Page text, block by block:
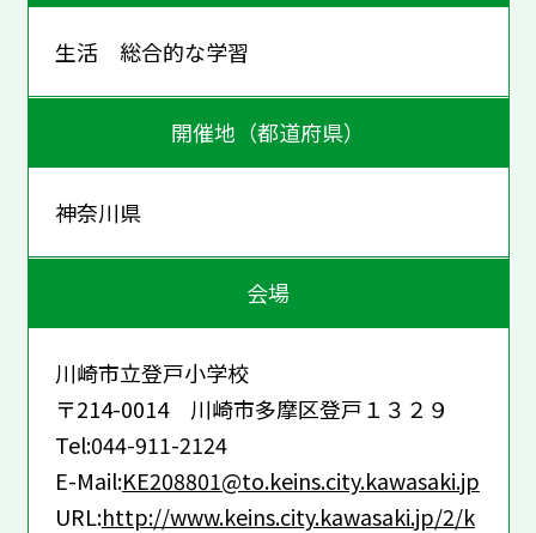
生活 総合的な学習
開催地（都道府県）
神奈川県
会場
川崎市立登戸小学校
〒214-0014 川崎市多摩区登戸１３２９
Tel:044-911-2124
E-Mail:KE208801@to.keins.city.kawasaki.jp
URL:http://www.keins.city.kawasaki.jp/2/k